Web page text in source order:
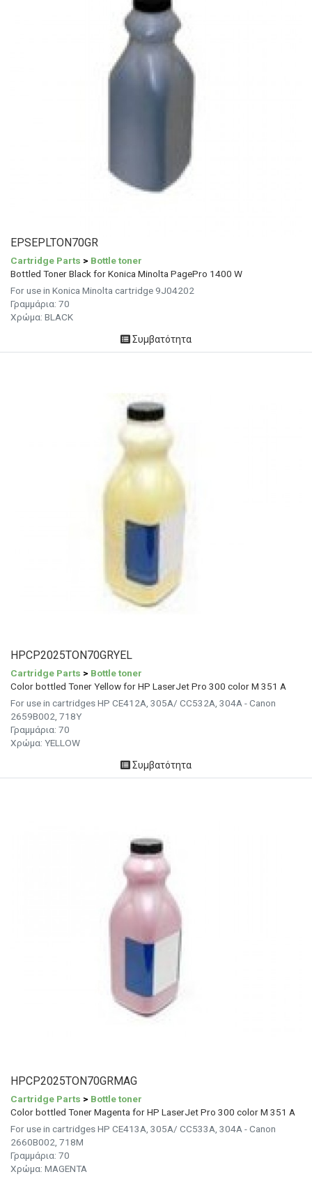
EPSEPLTON70GR
Cartridge Parts > Bottle toner
Bottled Toner Black for Konica Minolta PagePro 1400 W
For use in Konica Minolta cartridge 9J04202
Γραμμάρια: 70
Χρώμα: BLACK
Συμβατότητα
HPCP2025TON70GRYEL
Cartridge Parts > Bottle toner
Color bottled Toner Yellow for HP LaserJet Pro 300 color M 351 A
For use in cartridges HP CE412A, 305A/ CC532A, 304A - Canon
2659B002, 718Y
Γραμμάρια: 70
Χρώμα: YELLOW
Συμβατότητα
HPCP2025TON70GRMAG
Cartridge Parts > Bottle toner
Color bottled Toner Magenta for HP LaserJet Pro 300 color M 351 A
For use in cartridges HP CE413A, 305A/ CC533A, 304A - Canon
2660B002, 718M
Γραμμάρια: 70
Χρώμα: MAGENTA